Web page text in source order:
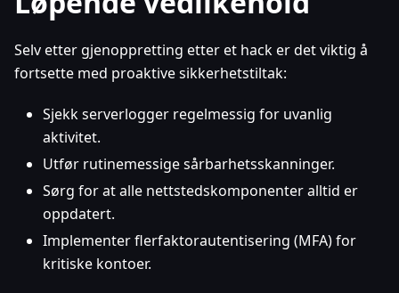
Selv etter gjenoppretting etter et hack er det viktig å
fortsette med proaktive sikkerhetstiltak:
Sjekk serverlogger regelmessig for uvanlig
aktivitet.
Utfør rutinemessige sårbarhetsskanninger.
Sørg for at alle nettstedskomponenter alltid er
oppdatert.
Implementer flerfaktorautentisering (MFA) for
kritiske kontoer.